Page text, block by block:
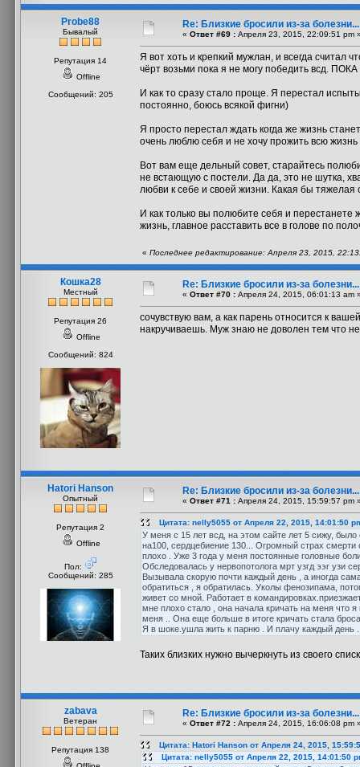
Probe88
Бывалый
Репутация 14
Offline
Сообщений: 205
Re: Близкие бросили из-за
« Ответ #69 : Апреля 23, 2015, 22:09:51 pm
Я вот хоть и крепкий мужлан, и всегда считал
чёрт возьми пока я не могу победить всд. ПОКА
И как то сразу стало проще. Я перестал
постоянно, боюсь всякой фигни)
Я просто перестал ждать когда же жизнь
очень люблю себя и не хочу прожить всю
Вот вам еще дельный совет, старайтесь
не встающую с постели. Да да, это не шутка,
любви к себе и своей жизни. Какая бы тяжелая
И как только вы полюбите себя и перестанете
жизнь, главное расставить все в голове по
« Последнее редактирование: Апреля 23, 2015,
Кошка28
Местный
Репутация 26
Offline
Сообщений: 824
Re: Близкие бросили из-за
« Ответ #70 : Апреля 24, 2015, 06:01:13 am
сочувствую вам, а как парень относится к
накручиваешь. Муж знаю не доволен тем что
Hatori Hanson
Опытный
Репутация 2
Offline
Пол:
Сообщений: 285
Re: Близкие бросили из-за
« Ответ #71 : Апреля 24, 2015, 15:59:57 pm
Цитата: nelly5055 от Апреля 22, 2015, 14:01:50
У меня с 15 лет всд, на этом сайте лет 5 сижу,
на100, сердцебиение 130... Огромный страх
плохо . Уже 3 года у меня постоянные головные
Обследовалась у нервопотолога мрт узгд ээг узи
Вызывала скорую почти каждый день , а иногда
обратиться , я обратилась. Уколы фенозипама,
живет со мной. Работает в
мне плохо стало , она начала кричать на меня что
меня .. Она еще больше в итоге кричать стала
Я в шоке.ушла жить к парню . И плачу каждый день .
Таких близких нужно вычеркнуть из своего
zabava
Ветеран
Репутация 138
Re: Близкие бросили из-за
« Ответ #72 : Апреля 24, 2015, 16:06:08 pm
Цитата: Hatori Hanson от Апреля 24, 2015,
Цитата: nelly5055 от Апреля 22, 2015, 14:01:50